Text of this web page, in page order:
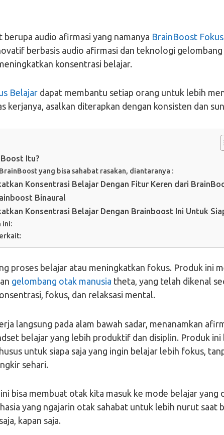
audio afirmasi yang namanya BrainBoost
berbasis audio afirmasi dan teknologi
konsentrasi belajar.
Belajar dapat membantu setiap orang untuk lebih
kerjanya, asalkan diterapkan dengan konsisten dan
Itu?
yang bisa sahabat rasakan, diantaranya :
Konsentrasi Belajar Dengan Fitur Keren dari
Binaural
Konsentrasi Belajar Dengan Brainboost Ini Untuk
ini:
proses belajar atau meningkatkan fokus. Produk ini
gelombang otak manusia theta, yang telah dikenal
fokus, dan relaksasi mental.
langsung pada alam bawah sadar, menanamkan
belajar yang lebih produktif dan disiplin. Produk ini
untuk siapa saja yang ingin belajar lebih fokus,
sehari.
bisa membuat otak kita masuk ke mode belajar yang
yang ngajarin otak sahabat untuk lebih nurut saat
kapan saja.